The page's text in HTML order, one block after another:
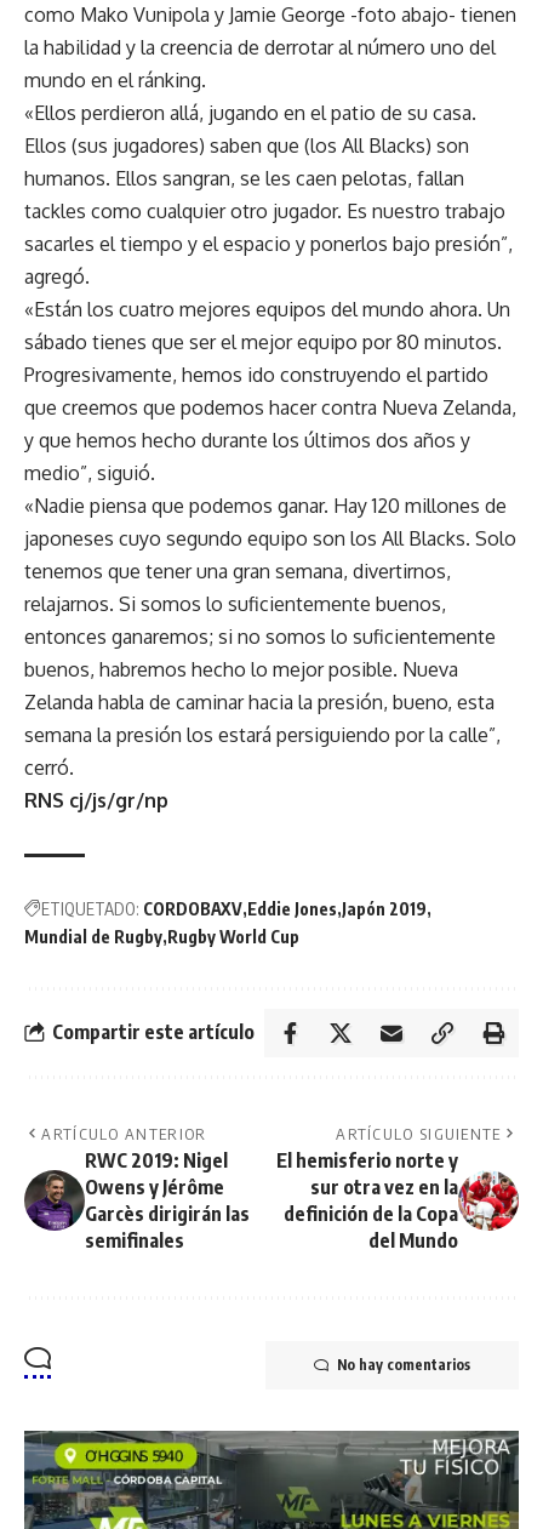
como Mako Vunipola y Jamie George -foto abajo- tienen
la habilidad y la creencia de derrotar al número uno del
mundo en el ránking.
«Ellos perdieron allá, jugando en el patio de su casa.
Ellos (sus jugadores) saben que (los All Blacks) son
humanos. Ellos sangran, se les caen pelotas, fallan
tackles como cualquier otro jugador. Es nuestro trabajo
sacarles el tiempo y el espacio y ponerlos bajo presión”,
agregó.
«Están los cuatro mejores equipos del mundo ahora. Un
sábado tienes que ser el mejor equipo por 80 minutos.
Progresivamente, hemos ido construyendo el partido
que creemos que podemos hacer contra Nueva Zelanda,
y que hemos hecho durante los últimos dos años y
medio”, siguió.
«Nadie piensa que podemos ganar. Hay 120 millones de
japoneses cuyo segundo equipo son los All Blacks. Solo
tenemos que tener una gran semana, divertirnos,
relajarnos. Si somos lo suficientemente buenos,
entonces ganaremos; si no somos lo suficientemente
buenos, habremos hecho lo mejor posible. Nueva
Zelanda habla de caminar hacia la presión, bueno, esta
semana la presión los estará persiguiendo por la calle”,
cerró.
RNS cj/js/gr/np
ETIQUETADO: CORDOBAXV Eddie Jones Japón 2019
Mundial de Rugby Rugby World Cup
Compartir este artículo
ARTÍCULO ANTERIOR
RWC 2019: Nigel
Owens y Jérôme
Garcès dirigirán las
semifinales
ARTÍCULO SIGUIENTE
El hemisferio norte y
sur otra vez en la
definición de la Copa
del Mundo
No hay comentarios